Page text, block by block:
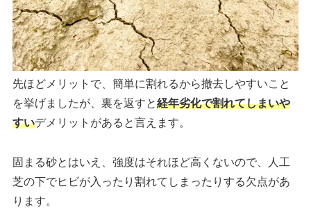
先ほどメリットで、簡単に割れるから撤去しやすいこと
を挙げましたが、裏を返すと経年劣化で割れてしまいや
すいデメリットがあると言えます。
固まる砂とはいえ、強度はそれほど高くないので、人工
芝の下でヒビが入ったり割れてしまったりする欠点があ
ります。